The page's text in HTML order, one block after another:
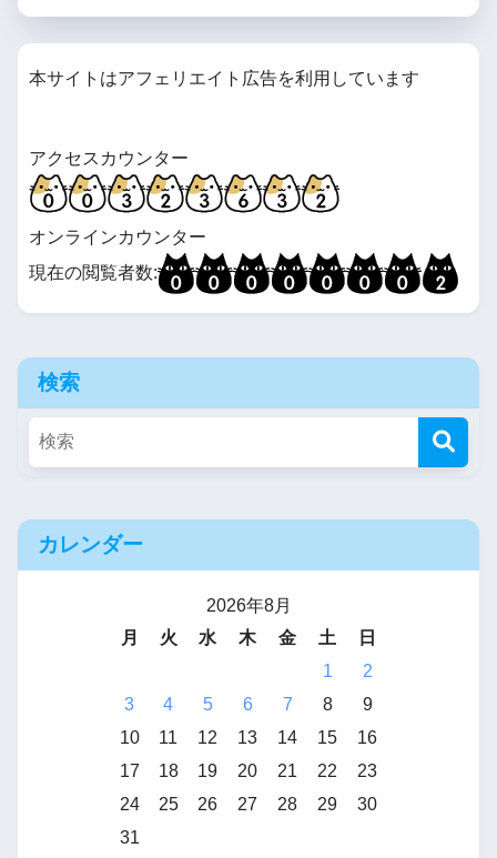
本サイトはアフェリエイト広告を利用しています
アクセスカウンター
オンラインカウンター
現在の閲覧者数:
検索
カレンダー
2026年8月
月
火 水 木 金 土
日
1
2
3
4 5 6 7 8
9
10
11 12 13 14 15
16
17
18 19 20 21 22
23
24
25 26 27 28 29
30
31